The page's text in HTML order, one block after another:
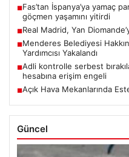
■Fas’tan İspanya’ya yamaç
göçmen yaşamını yitirdi
■Real Madrid, Yan
■Menderes Belediyesi
Yardımcısı Yakalandı
■Adli kontrolle serbest
hesabına erişim engeli
■Açık Hava Mekanlarında
Güncel